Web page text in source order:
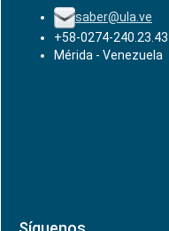
saber@ula.ve
+58-0274-240.23.43
Mérida - Venezuela